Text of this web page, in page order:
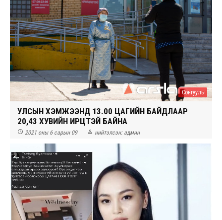
Сонгууль
УЛСЫН ХЭМЖЭЭНД 13.00 ЦАГИЙН БАЙДЛААР
20,43 ХУВИЙН ИРЦТЭЙ БАЙНА
 2021 оны 6 сарын 09  нийтэлсэн: админ